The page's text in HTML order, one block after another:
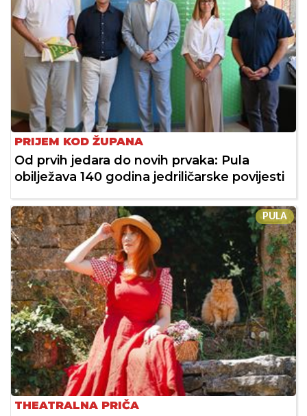
PRIJEM KOD ŽUPANA
Od prvih jedara do novih prvaka: Pula
obilježava 140 godina jedriličarske povijesti
PULA
THEATRALNA PRIČA